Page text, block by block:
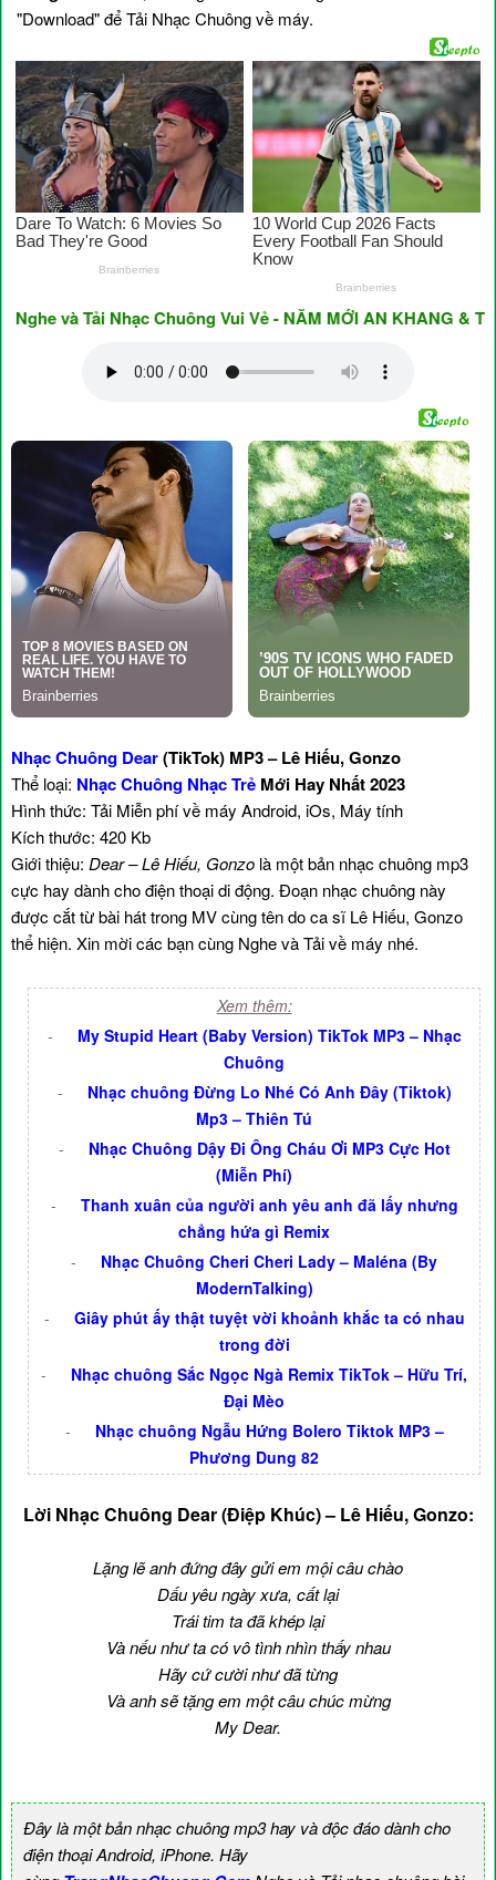
"Download" để Tải Nhạc Chuông về máy.
và Tải Nhạc Chuông Vui Vẻ - NĂM MỚI AN KHANG & THỊNH
Nhạc Chuông Dear(TikTok) MP3 – Lê Hiếu, Gonzo
Thể loại: Nhạc Chuông Nhạc Trẻ Mới Hay Nhất 2023
Hình thức: Tải Miễn phí về máy Android, iOs, Máy tính
Kích thước: 420 Kb
Giới thiệu: Dear – Lê Hiếu, Gonzo là một bản nhạc chuông mp3
cực hay dành cho điện thoại di động. Đoạn nhạc chuông này
được cắt từ bài hát trong MV cùng tên do ca sĩ Lê Hiếu, Gonzo
thể hiện. Xin mời các bạn cùng Nghe và Tải về máy nhé.
Xem thêm:
-
My Stupid Heart (Baby Version) TikTok MP3 – Nhạc
Chuông
-
Nhạc chuông Đừng Lo Nhé Có Anh Đây (Tiktok)
Mp3 – Thiên Tú
-
Nhạc Chuông Dậy Đi Ông Cháu Ơi MP3 Cực Hot
(Miễn Phí)
-
Thanh xuân của người anh yêu anh đã lấy nhưng
chẳng hứa gì Remix
-
Nhạc Chuông Cheri Cheri Lady – Maléna (By
ModernTalking)
-
Giây phút ấy thật tuyệt vời khoảnh khắc ta có nhau
trong đời
-
Nhạc chuông Sắc Ngọc Ngà Remix TikTok – Hữu Trí,
Đại Mèo
-
Nhạc chuông Ngẫu Hứng Bolero Tiktok MP3 –
Phương Dung 82
Lời Nhạc Chuông Dear (Điệp Khúc) – Lê Hiếu, Gonzo:
Lặng lẽ anh đứng đây gửi em mội câu chào
Dấu yêu ngày xưa, cất lại
Trái tim ta đã khép lại
Và nếu như ta có vô tình nhìn thấy nhau
Hãy cứ cười như đã từng
Và anh sẽ tặng em một câu chúc mừng
My Dear.
Đây là một bản nhạc chuông mp3 hay và độc đáo dành cho
điện thoại Android, iPhone. Hãy